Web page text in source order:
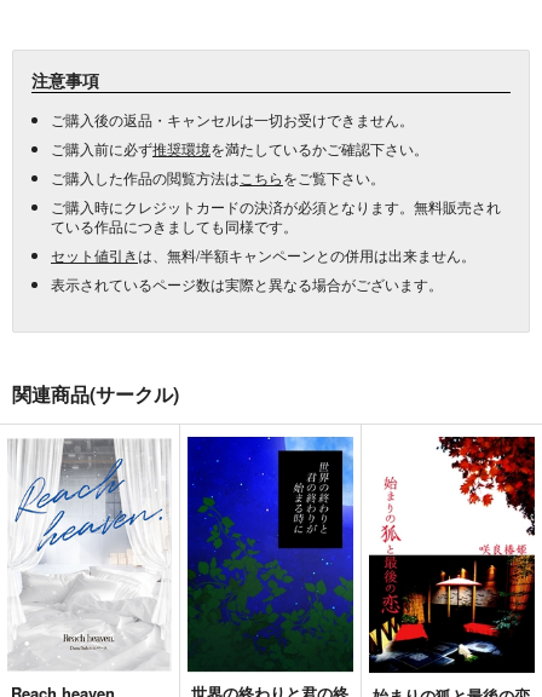
注意事項
ご購入後の返品・キャンセルは一切お受けできません。
ご購入前に必ず推奨環境を満たしているかご確認下さい。
ご購入した作品の閲覧方法は こちらをご覧下さい。
ご購入時にクレジットカードの決済が必須となります。無料販売され
ている作品につきましても同様です。
セット値引きは、無料/半額キャンペーンとの併用は出来ません。
表示されているページ数は実際と異なる場合がございます。
関連商品(サークル)